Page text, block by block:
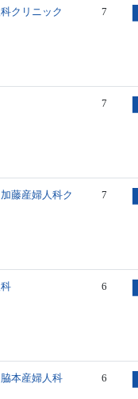
クリニック 7
7
藤産婦人科ク
7
6
本産婦人科 6